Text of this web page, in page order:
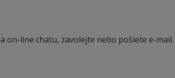
on-line chatu, zavolejte nebo pošlete e-mail.